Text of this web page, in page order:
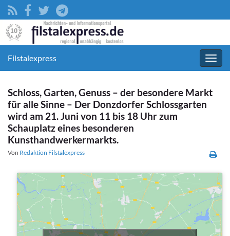
Filstalexpress
Schloss, Garten, Genuss – der besondere Markt
für alle Sinne – Der Donzdorfer Schlossgarten
wird am 21. Juni von 11 bis 18 Uhr zum
Schauplatz eines besonderen
Kunsthandwerkermarkts.
Von Redaktion Filstalexpress